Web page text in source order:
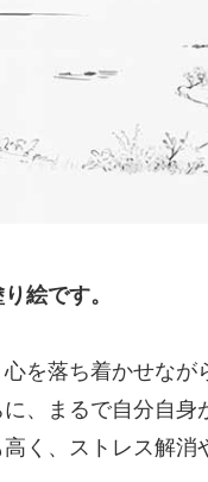
絵です。
を落ち着かせなが
、まるで自分自身
く、ストレス解消